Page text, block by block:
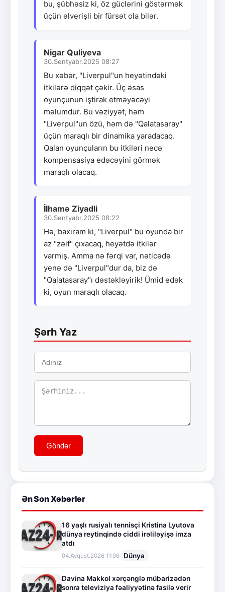
bu, şübhəsiz ki, öz güclərini göstərmək
üçün əlverişli bir fürsət ola bilər.
Nigar Quliyeva
30.Sentyabr.2025 08:27
Bu xəbər, "Liverpul"un heyətindəki
itkilərə diqqət çəkir. Üç əsas
oyunçunun iştirak etməyəcəyi
məlumdur. Bu vəziyyət, həm
"Liverpul"un özü, həm də "Qalatasaray"
üçün maraqlı bir dinamika yaradacaq.
Qalan oyunçuların bu itkiləri necə
kompensasiya edəcəyini görmək
maraqlı olacaq.
İlhamə Ziyadli
30.Sentyabr.2025 08:22
Hə, baxıram ki, "Liverpul" bu oyunda bir
az "zəif" çıxacaq, heyətdə itkilər
varmış. Amma nə fərqi var, nəticədə
yenə də "Liverpul"dur da, biz də
"Qalatasaray"ı dəstəkləyirik! Ümid edək
ki, oyun maraqlı olacaq.
Şərh Yaz
Göndər
Ən Son Xəbərlər
16 yaşlı rusiyalı tennisçi Kristina Lyutova
dünya reytinqində ciddi irəliləyişə imza
atdı
04.Avqust.2026 11:06 Dünya
Davina Makkol xərçənglə mübarizədən
sonra televiziya fəaliyyətinə fasilə verir